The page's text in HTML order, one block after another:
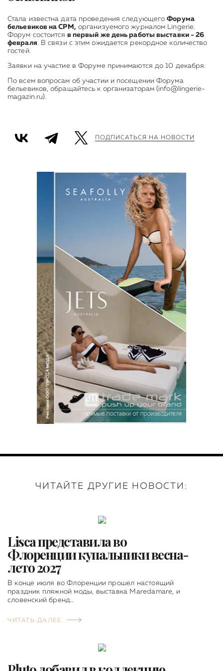
Стала известна дата проведения следующегоФорума
бельевиков на CPM, организуемого журналом Lingerie.
Форум состоится в первый же день работы выставки - 26
февраля. В связи с этим ожидается рекордное количество
гостей.
Заявки на участие в Форуме принимаются до 10 декабря.
По всем вопросам об участии и посещении Форума
бельевиков, обращайтесь к организаторам (info@lingerie-
magazin.ru).
ПОДПИСАТЬСЯ НА НОВОСТИ
ЧИТАЙТЕ ДРУГИЕ НОВОСТИ:
Lisca представила во
Флоренции купальники весна-
лето 2027
В конце июля во Флоренции прошел настоящий
праздник пляжной моды, выставка Maredamare, и
словенский бренд…
ЧИТАТЬ ДАЛЕЕ